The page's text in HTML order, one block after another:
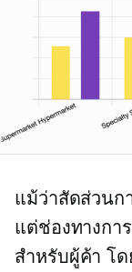
แม้ว่าสัดส่วนก
แต่ช่องทางกา
สำหรับผู้ค้า โ